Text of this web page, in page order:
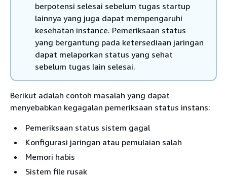
berpotensi selesai sebelum tugas startup
lainnya yang juga dapat mempengaruhi
kesehatan instance. Pemeriksaan status
yang bergantung pada ketersediaan jaringan
dapat melaporkan status yang sehat
sebelum tugas lain selesai.
Berikut adalah contoh masalah yang dapat
menyebabkan kegagalan pemeriksaan status instans:
Pemeriksaan status sistem gagal
Konfigurasi jaringan atau pemulaian salah
Memori habis
Sistem file rusak